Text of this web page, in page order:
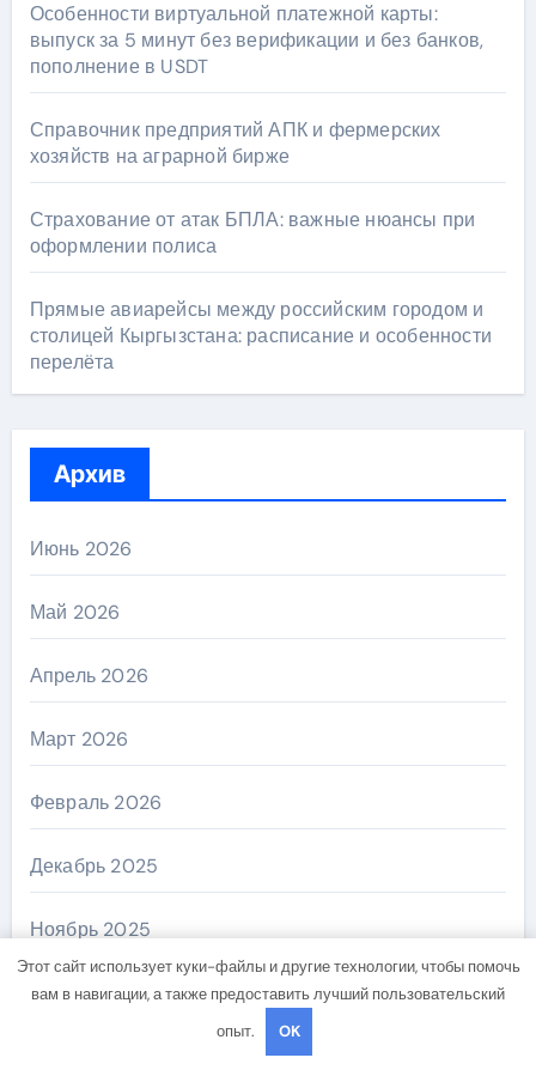
Особенности виртуальной платежной карты:
выпуск за 5 минут без верификации и без банков,
пополнение в USDT
Справочник предприятий АПК и фермерских
хозяйств на аграрной бирже
Страхование от атак БПЛА: важные нюансы при
оформлении полиса
Прямые авиарейсы между российским городом и
столицей Кыргызстана: расписание и особенности
перелёта
Архив
Июнь 2026
Май 2026
Апрель 2026
Март 2026
Февраль 2026
Декабрь 2025
Ноябрь 2025
Сентябрь 2025
Этот сайт использует куки-файлы и другие технологии, чтобы помочь
вам в навигации, а также предоставить лучший пользовательский
опыт.
OK